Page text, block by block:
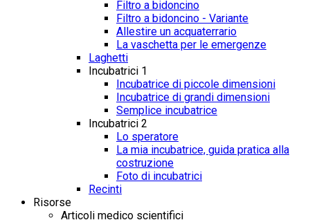
Filtro a bidoncino
Filtro a bidoncino - Variante
Allestire un acquaterrario
La vaschetta per le emergenze
Laghetti
Incubatrici 1
Incubatrice di piccole dimensioni
Incubatrice di grandi dimensioni
Semplice incubatrice
Incubatrici 2
Lo speratore
La mia incubatrice, guida pratica alla
costruzione
Foto di incubatrici
Recinti
Risorse
Articoli medico scientifici